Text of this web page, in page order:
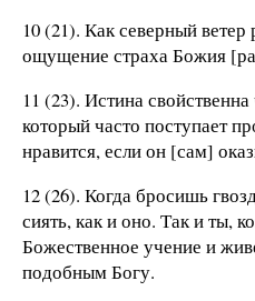
10 (21). Как северный ветер
ощущение страха Божия
11 (23). Истина
который часто поступает
нравится, если он [сам]
12 (26). Когда бросишь
сиять, как и оно. Так и ты,
Божественное учение и
подобным Богу.